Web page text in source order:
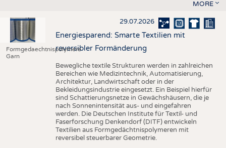
MORE
Formgedaechtnispolymere
Garn
29.07.2026
Energiesparend: Smarte Textilien mit
reversibler Formänderung
Bewegliche textile Strukturen werden in zahlreichen
Bereichen wie Medizintechnik, Automatisierung,
Architektur, Landwirtschaft oder in der
Bekleidungsindustrie eingesetzt. Ein Beispiel hierfür
sind Schattierungsnetze in Gewächshäusern, die je
nach Sonnenintensität aus- und eingefahren
werden. Die Deutschen Institute für Textil- und
Faserforschung Denkendorf (DITF) entwickeln
Textilien aus Formgedächtnispolymeren mit
reversibel steuerbarer Geometrie.